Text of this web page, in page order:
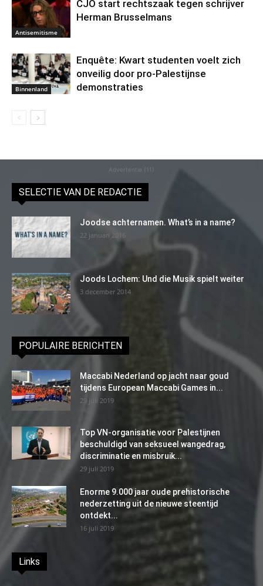
Antisemitisme
CJO start rechtszaak tegen schrijver
Herman Brusselmans
Binnenland
Enquête: Kwart studenten voelt zich
onveilig door pro-Palestijnse
demonstraties
Advertentie (11)
SELECTIE VAN DE REDACTIE
Joodse achternamen. What’s in a name?
22 januari 2016
Joods Lochem: Und die Musik spielt weiter
3 december 2014
POPULAIRE BERICHTEN
Maccabi Nederland op jacht naar goud
tijdens European Maccabi Games in...
29 juli 2019
Top VN-organisatie voor Palestijnen
beschuldigd van seksueel wangedrag,
discriminatie en misbruik...
29 juli 2019
Enorme 9.000 jaar oude prehistorische
nederzetting uit de nieuwe steentijd
ontdekt...
16 juli 2019
Links